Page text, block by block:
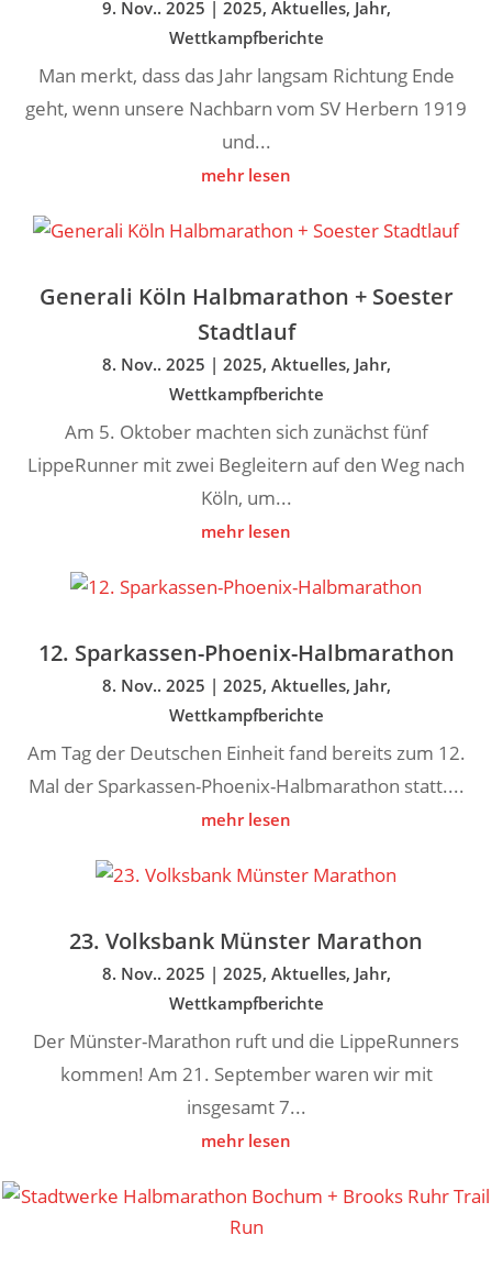
9. Nov.. 2025 | 2025, Aktuelles, Jahr,
Wettkampfberichte
Man merkt, dass das Jahr langsam Richtung Ende
geht, wenn unsere Nachbarn vom SV Herbern 1919
und...
mehr lesen
Generali Köln Halbmarathon + Soester
Stadtlauf
8. Nov.. 2025 | 2025, Aktuelles, Jahr,
Wettkampfberichte
Am 5. Oktober machten sich zunächst fünf
LippeRunner mit zwei Begleitern auf den Weg nach
Köln, um...
mehr lesen
12. Sparkassen-Phoenix-Halbmarathon
8. Nov.. 2025 | 2025, Aktuelles, Jahr,
Wettkampfberichte
Am Tag der Deutschen Einheit fand bereits zum 12.
Mal der Sparkassen-Phoenix-Halbmarathon statt....
mehr lesen
23. Volksbank Münster Marathon
8. Nov.. 2025 | 2025, Aktuelles, Jahr,
Wettkampfberichte
Der Münster-Marathon ruft und die LippeRunners
kommen! Am 21. September waren wir mit
insgesamt 7...
mehr lesen